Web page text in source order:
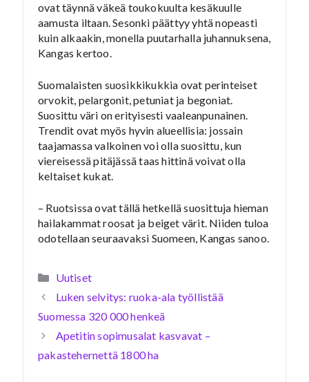
ovat täynnä väkeä toukokuulta kesäkuulle
aamusta iltaan. Sesonki päättyy yhtä nopeasti
kuin alkaakin, monella puutarhalla juhannuksena,
Kangas kertoo.
Suomalaisten suosikkikukkia ovat perinteiset
orvokit, pelargonit, petuniat ja begoniat.
Suosittu väri on erityisesti vaaleanpunainen.
Trendit ovat myös hyvin alueellisia: jossain
taajamassa valkoinen voi olla suosittu, kun
viereisessä pitäjässä taas hittinä voivat olla
keltaiset kukat.
– Ruotsissa ovat tällä hetkellä suosittuja hieman
hailakammat roosat ja beiget värit. Niiden tuloa
odotellaan seuraavaksi Suomeen, Kangas sanoo.
Kategoriat
Uutiset
Luken selvitys: ruoka-ala työllistää
Suomessa 320 000 henkeä
Apetitin sopimusalat kasvavat –
pakastehernettä 1800 ha